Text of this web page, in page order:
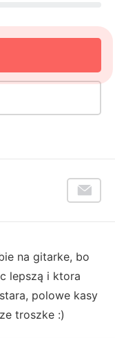
na gitarke, bo
lepszą i ktora
polowe kasy
troszke :)